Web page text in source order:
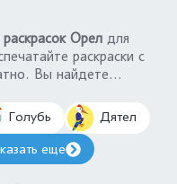
Орел для
раскраски с
Вы найдете
и другие. Раскраски с
отважность, силу и
с орлами - лучшее
для изучения птицы.
Голубь
Дятел
еще